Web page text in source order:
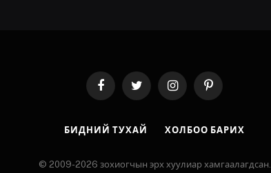
FacebookTwitter InstagramPinterest
БИДНИЙ ТУХАЙ ХОЛБОО БАРИХ
© 2009-2026 зохиогчын эрх хуулиар хамгаалагдсан.